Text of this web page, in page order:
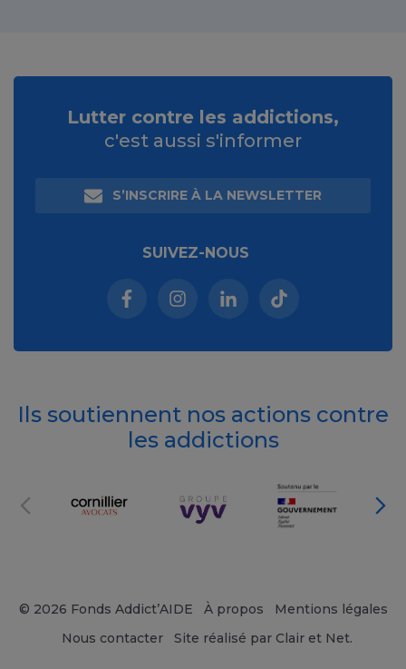
Lutter contre les addictions,
c'est aussi s'informer
S’INSCRIRE À LA NEWSLETTER
SUIVEZ-NOUS
Facebook (nouvelle fenêtre)
Instagram (nouvelle fenêtre)
Linkedin (nouvelle
Tiktok (nouvelle
Ils soutiennent nos actions contre
les addictions
© 2026 Fonds Addict’AIDE À propos
Mentions légales
Nous contacter
Site réalisé par Clair et Net.